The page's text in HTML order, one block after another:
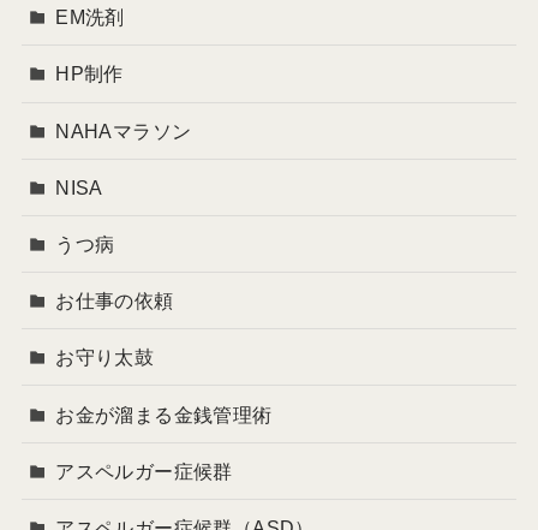
EM洗剤
HP制作
NAHAマラソン
NISA
うつ病
お仕事の依頼
お守り太鼓
お金が溜まる金銭管理術
アスペルガー症候群